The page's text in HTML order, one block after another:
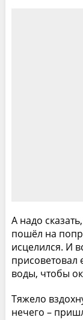
А надо
пошёл на
исцелился. И
воды, чтобы
Тяжело
нечего –